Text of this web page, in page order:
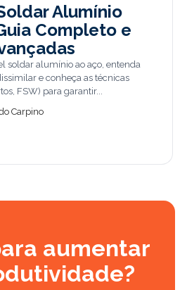
Alumínio
Completo e
soldar alumínio ao aço, entenda
e conheça as técnicas
FSW) para garantir...
Carpino
aumentar